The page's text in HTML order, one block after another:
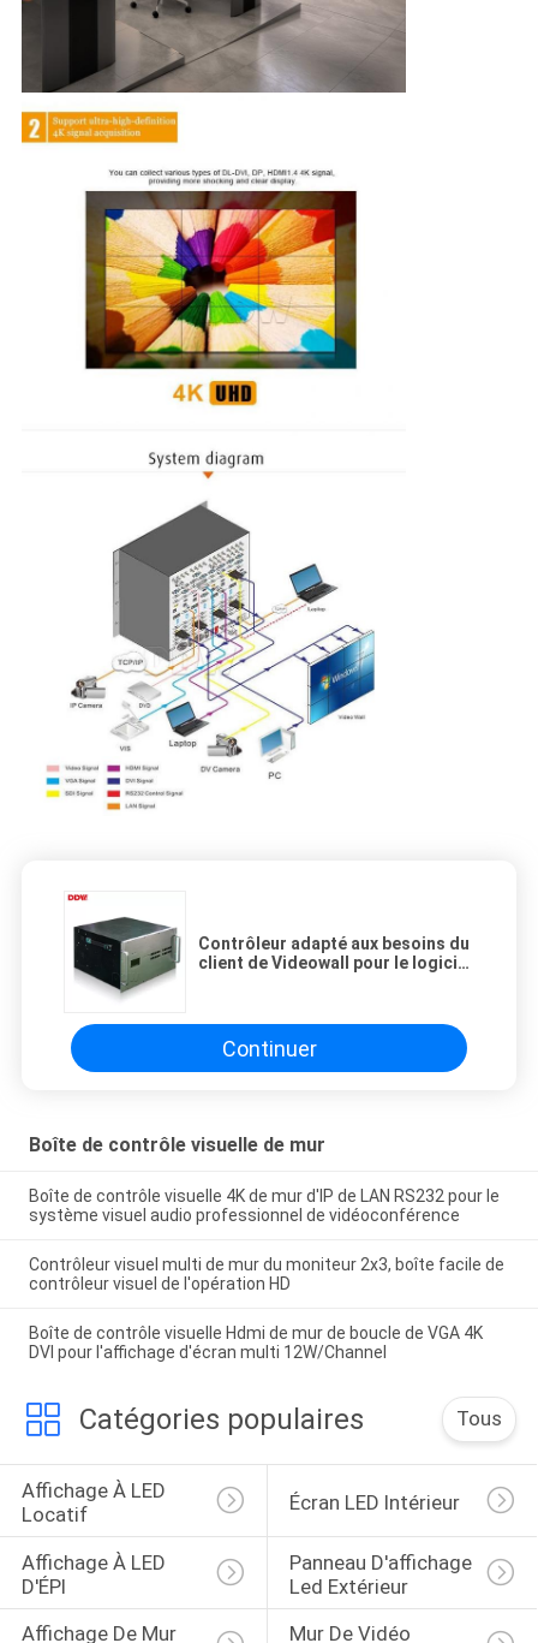
Contrôleur adapté aux besoins du
client de Videowall pour le logiciel
Continuer
Boîte de contrôle visuelle de mur
Boîte de contrôle visuelle 4K de mur d'IP de LAN RS232 pour le
système visuel audio professionnel de vidéoconférence
Contrôleur visuel multi de mur du moniteur 2x3, boîte facile de
contrôleur visuel de l'opération HD
Boîte de contrôle visuelle Hdmi de mur de boucle de VGA 4K
DVI pour l'affichage d'écran multi 12W/Channel
Catégories populaires Tous
Affichage À LED
Locatif
Écran LED Intérieur
Affichage À LED
D'ÉPI
Panneau D'affichage
Led Extérieur
Affichage De Mur
Mur De Vidéo